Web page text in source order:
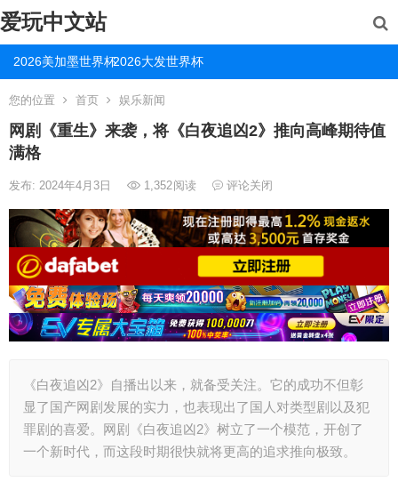
爱玩中文站
2026美加墨世界杯2026大发世界杯
您的位置 首页 娱乐新闻
网剧《重生》来袭，将《白夜追凶2》推向高峰期待值
满格
发布: 2024年4月3日 1,352阅读 评论关闭
《白夜追凶2》自播出以来，就备受关注。它的成功不但彰
显了国产网剧发展的实力，也表现出了国人对类型剧以及犯
罪剧的喜爱。网剧《白夜追凶2》树立了一个模范，开创了
一个新时代，而这段时期很快就将更高的追求推向极致。